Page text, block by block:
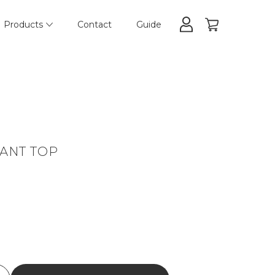
Products Contact Guide
TOP